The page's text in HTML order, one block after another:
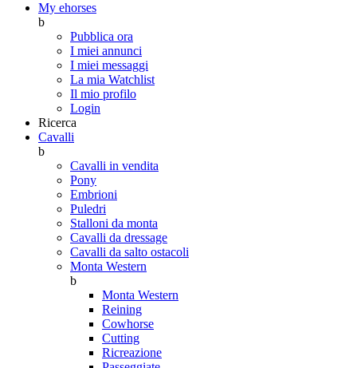
My ehorses
b
Pubblica ora
I miei annunci
I miei messaggi
La mia Watchlist
Il mio profilo
Login
Ricerca
Cavalli
b
Cavalli in vendita
Pony
Embrioni
Puledri
Stalloni da monta
Cavalli da dressage
Cavalli da salto ostacoli
Monta Western
b
Monta Western
Reining
Cowhorse
Cutting
Ricreazione